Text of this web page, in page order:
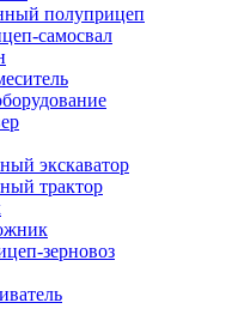
полуприцеп
самосвал
экскаватор
трактор
зерновоз